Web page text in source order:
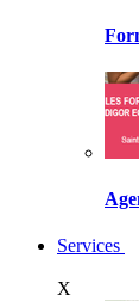
Services
X